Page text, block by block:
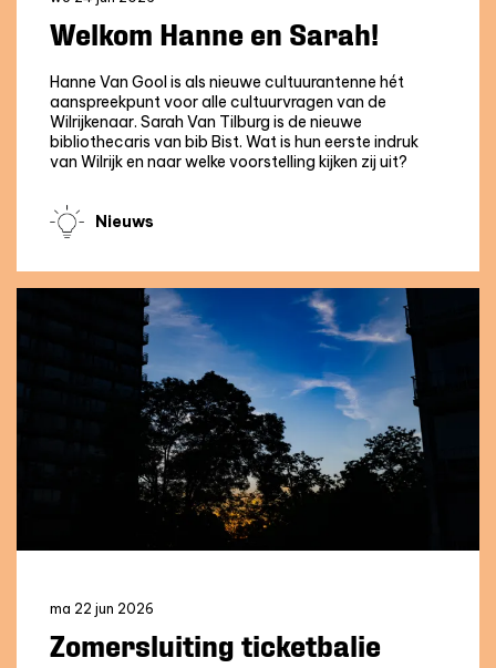
Welkom Hanne en Sarah!
Hanne Van Gool is als nieuwe cultuurantenne hét
aanspreekpunt voor alle cultuurvragen van de
Wilrijkenaar. Sarah Van Tilburg is de nieuwe
bibliothecaris van bib Bist. Wat is hun eerste indruk
van Wilrijk en naar welke voorstelling kijken zij uit?
Nieuws
ma 22 jun 2026
Zomersluiting ticketbalie